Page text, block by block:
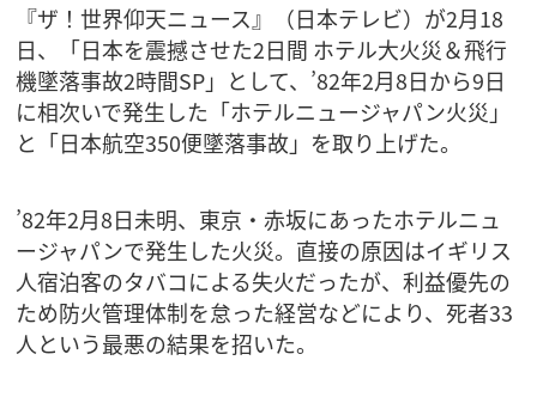
『ザ！世界仰天ニュース』（日本テレビ）が2月18
日、「日本を震撼させた2日間 ホテル大火災＆飛行
機墜落事故2️時間SP」として、’82年2月8日から9日
に相次いで発生した「ホテルニュージャパン火災」
と「日本航空350便墜落事故」を取り上げた。
’82年2月8日未明、東京・赤坂にあったホテルニュ
ージャパンで発生した火災。直接の原因はイギリス
人宿泊客のタバコによる失火だったが、利益優先の
ため防火管理体制を怠った経営などにより、死者33
人という最悪の結果を招いた。